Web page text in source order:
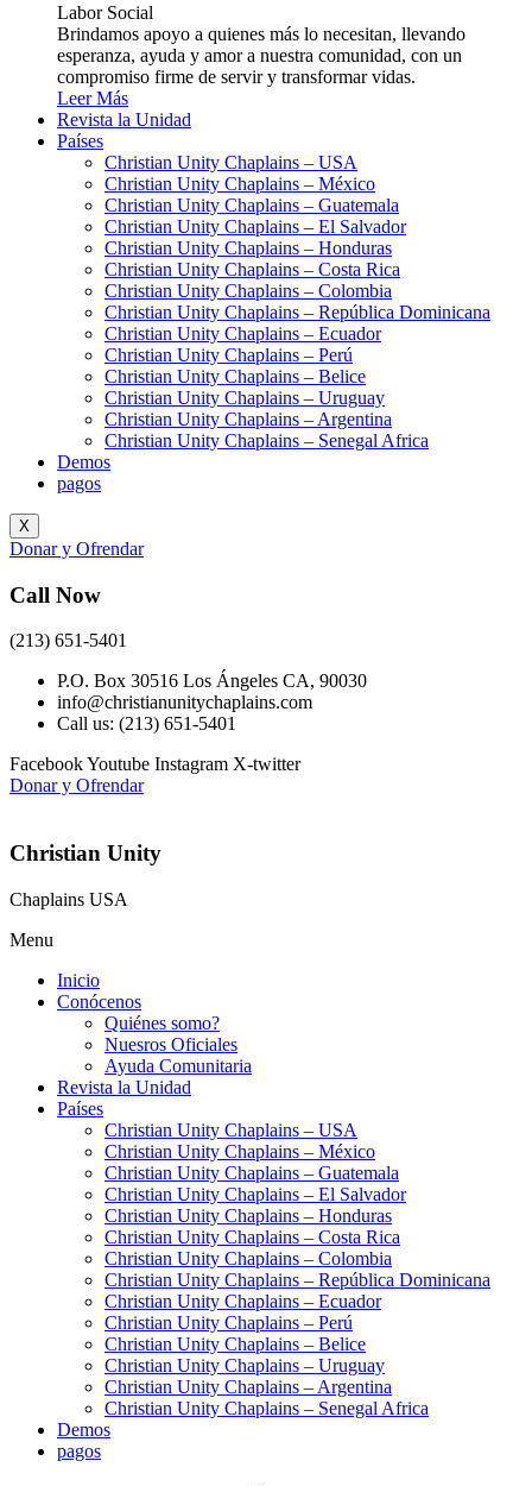
Labor Social
Brindamos apoyo a quienes más lo necesitan, llevando
esperanza, ayuda y amor a nuestra comunidad, con un
compromiso firme de servir y transformar vidas.
Leer Más
Revista la Unidad
Países
Christian Unity Chaplains – USA
Christian Unity Chaplains – México
Christian Unity Chaplains – Guatemala
Christian Unity Chaplains – El Salvador
Christian Unity Chaplains – Honduras
Christian Unity Chaplains – Costa Rica
Christian Unity Chaplains – Colombia
Christian Unity Chaplains – República Dominicana
Christian Unity Chaplains – Ecuador
Christian Unity Chaplains – Perú
Christian Unity Chaplains – Belice
Christian Unity Chaplains – Uruguay
Christian Unity Chaplains – Argentina
Christian Unity Chaplains – Senegal Africa
Demos
pagos
X
Donar y Ofrendar
Call Now
(213) 651-5401
P.O. Box 30516 Los Ángeles CA, 90030
info@christianunitychaplains.com
Call us: (213) 651-5401
FacebookYoutube Instagram X-twitter
Donar y Ofrendar
Christian Unity
Chaplains USA
Menu
Inicio
Conócenos
Quiénes somo?
Nuesros Oficiales
Ayuda Comunitaria
Revista la Unidad
Países
Christian Unity Chaplains – USA
Christian Unity Chaplains – México
Christian Unity Chaplains – Guatemala
Christian Unity Chaplains – El Salvador
Christian Unity Chaplains – Honduras
Christian Unity Chaplains – Costa Rica
Christian Unity Chaplains – Colombia
Christian Unity Chaplains – República Dominicana
Christian Unity Chaplains – Ecuador
Christian Unity Chaplains – Perú
Christian Unity Chaplains – Belice
Christian Unity Chaplains – Uruguay
Christian Unity Chaplains – Argentina
Christian Unity Chaplains – Senegal Africa
Demos
pagos